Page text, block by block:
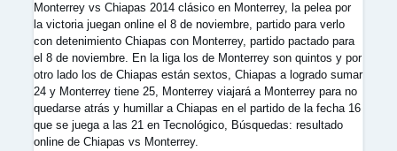
Monterrey vs Chiapas 2014 clásico en Monterrey, la pelea por
la victoria juegan online el 8 de noviembre, partido para verlo
con detenimiento Chiapas con Monterrey, partido pactado para
el 8 de noviembre. En la liga los de Monterrey son quintos y por
otro lado los de Chiapas están sextos, Chiapas a logrado sumar
24 y Monterrey tiene 25, Monterrey viajará a Monterrey para no
quedarse atrás y humillar a Chiapas en el partido de la fecha 16
que se juega a las 21 en Tecnológico, Búsquedas: resultado
online de Chiapas vs Monterrey.